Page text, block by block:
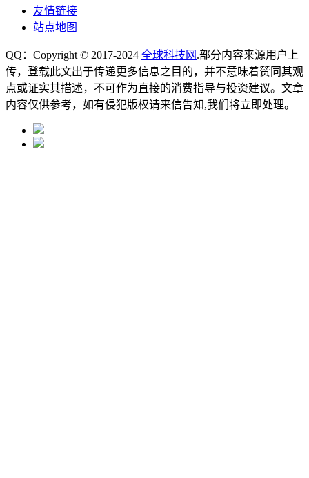
友情链接
站点地图
QQ：Copyright © 2017-2024 全球科技网 .部分内容来源用户上
传，登载此文出于传递更多信息之目的，并不意味着赞同其观
点或证实其描述，不可作为直接的消费指导与投资建议。文章
内容仅供参考，如有侵犯版权请来信告知,我们将立即处理。